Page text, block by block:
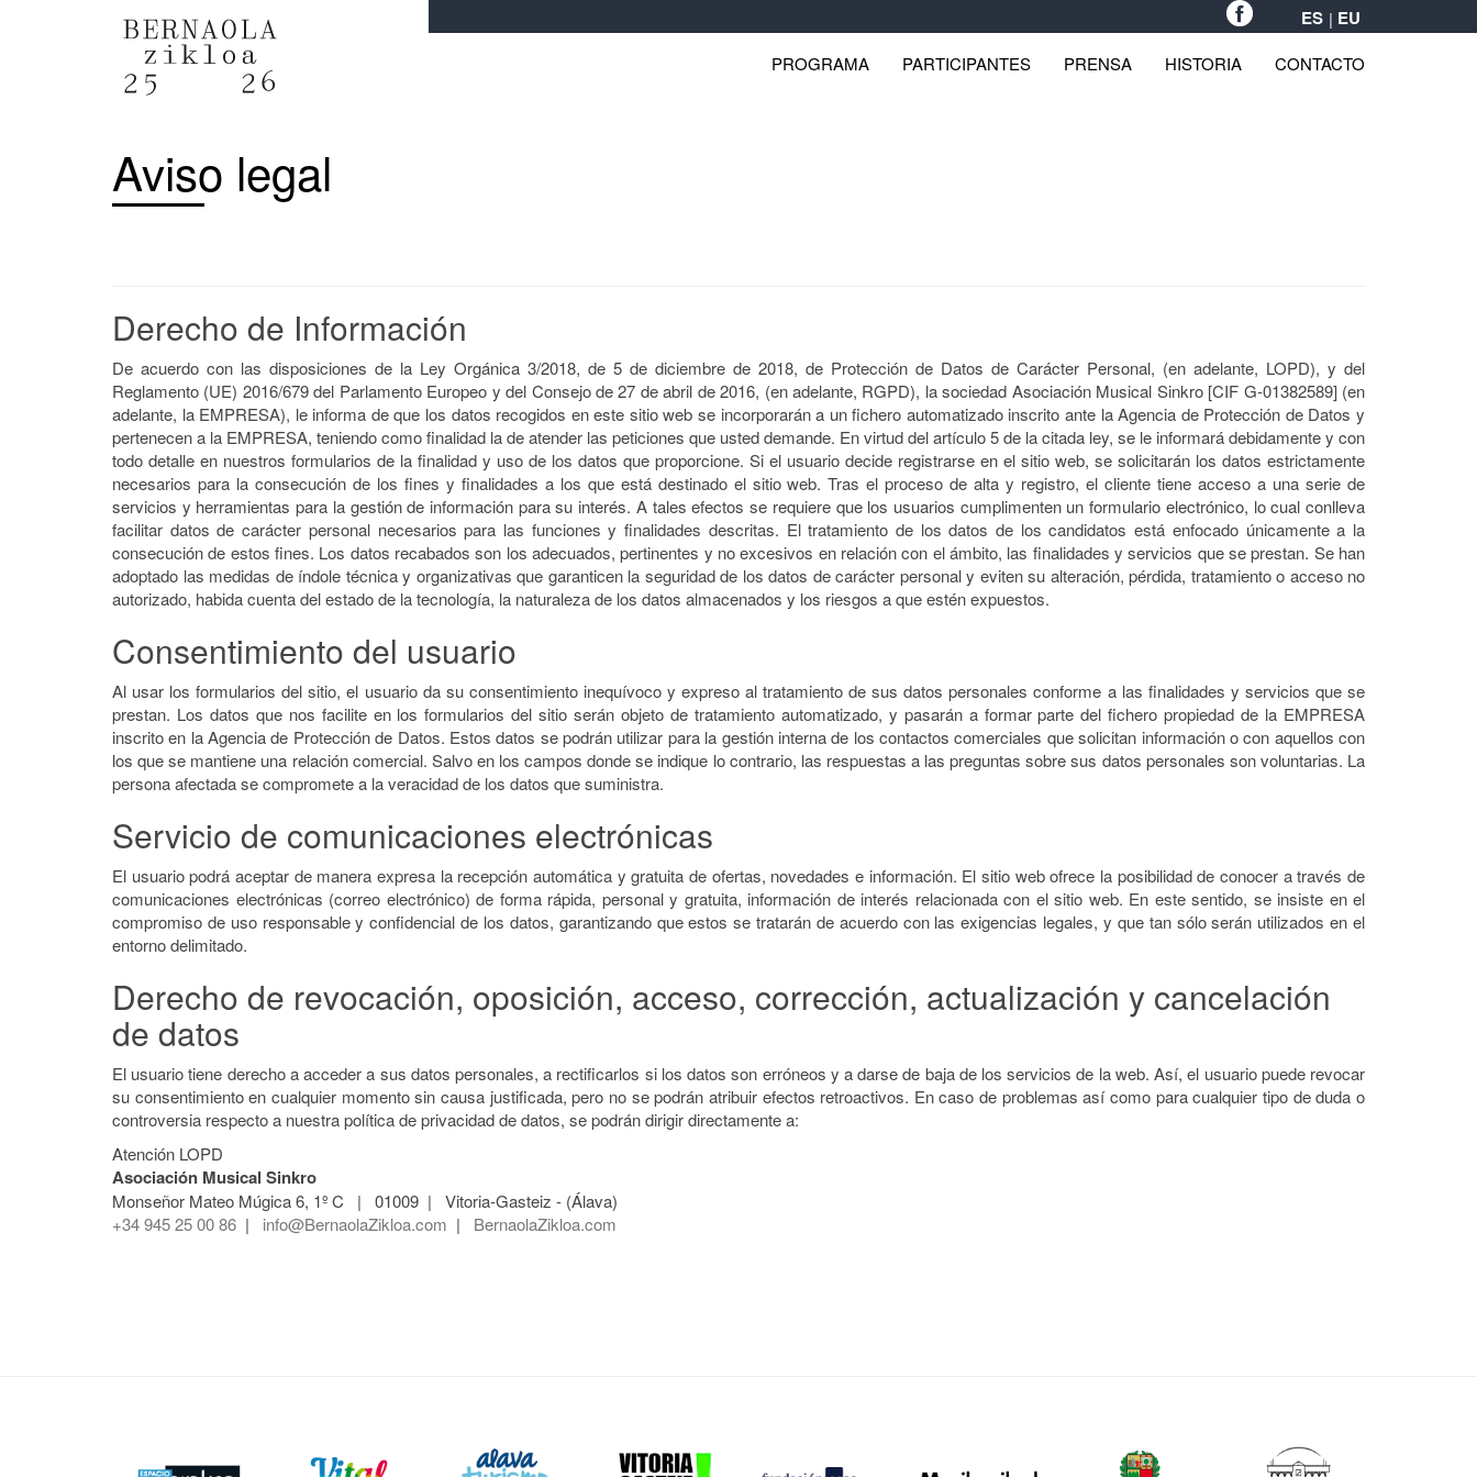
ES EU
PROGRAMA PARTICIPANTES PRENSA HISTORIA CONTACTO
Aviso legal
Derecho de Información
De acuerdo con las disposiciones de la Ley Orgánica 3/2018, de 5 de diciembre de 2018, de Protección de Datos de Carácter Personal, (en adelante, LOPD), y del
Reglamento (UE) 2016/679 del Parlamento Europeo y del Consejo de 27 de abril de 2016, (en adelante, RGPD), la sociedad Asociación Musical Sinkro [CIF G-01382589] (en
adelante, la EMPRESA), le informa de que los datos recogidos en este sitio web se incorporarán a un fichero automatizado inscrito ante la Agencia de Protección de Datos y
pertenecen a la EMPRESA, teniendo como finalidad la de atender las peticiones que usted demande. En virtud del artículo 5 de la citada ley, se le informará debidamente y con
todo detalle en nuestros formularios de la finalidad y uso de los datos que proporcione. Si el usuario decide registrarse en el sitio web, se solicitarán los datos estrictamente
necesarios para la consecución de los fines y finalidades a los que está destinado el sitio web. Tras el proceso de alta y registro, el cliente tiene acceso a una serie de
servicios y herramientas para la gestión de información para su interés. A tales efectos se requiere que los usuarios cumplimenten un formulario electrónico, lo cual conlleva
facilitar datos de carácter personal necesarios para las funciones y finalidades descritas. El tratamiento de los datos de los candidatos está enfocado únicamente a la
consecución de estos fines. Los datos recabados son los adecuados, pertinentes y no excesivos en relación con el ámbito, las finalidades y servicios que se prestan. Se han
adoptado las medidas de índole técnica y organizativas que garanticen la seguridad de los datos de carácter personal y eviten su alteración, pérdida, tratamiento o acceso no
autorizado, habida cuenta del estado de la tecnología, la naturaleza de los datos almacenados y los riesgos a que estén expuestos.
Consentimiento del usuario
Al usar los formularios del sitio, el usuario da su consentimiento inequívoco y expreso al tratamiento de sus datos personales conforme a las finalidades y servicios que se
prestan. Los datos que nos facilite en los formularios del sitio serán objeto de tratamiento automatizado, y pasarán a formar parte del fichero propiedad de la EMPRESA
inscrito en la Agencia de Protección de Datos. Estos datos se podrán utilizar para la gestión interna de los contactos comerciales que solicitan información o con aquellos con
los que se mantiene una relación comercial. Salvo en los campos donde se indique lo contrario, las respuestas a las preguntas sobre sus datos personales son voluntarias. La
persona afectada se compromete a la veracidad de los datos que suministra.
Servicio de comunicaciones electrónicas
El usuario podrá aceptar de manera expresa la recepción automática y gratuita de ofertas, novedades e información. El sitio web ofrece la posibilidad de conocer a través de
comunicaciones electrónicas (correo electrónico) de forma rápida, personal y gratuita, información de interés relacionada con el sitio web. En este sentido, se insiste en el
compromiso de uso responsable y confidencial de los datos, garantizando que estos se tratarán de acuerdo con las exigencias legales, y que tan sólo serán utilizados en el
entorno delimitado.
Derecho de revocación, oposición, acceso, corrección, actualización y cancelación
de datos
El usuario tiene derecho a acceder a sus datos personales, a rectificarlos si los datos son erróneos y a darse de baja de los servicios de la web. Así, el usuario puede revocar
su consentimiento en cualquier momento sin causa justificada, pero no se podrán atribuir efectos retroactivos. En caso de problemas así como para cualquier tipo de duda o
controversia respecto a nuestra política de privacidad de datos, se podrán dirigir directamente a:
Atención LOPD
Asociación Musical Sinkro
Monseñor Mateo Múgica 6, 1º C | 01009 | Vitoria-Gasteiz - (Álava)
+34 945 25 00 86 | info@BernaolaZikloa.com | BernaolaZikloa.com